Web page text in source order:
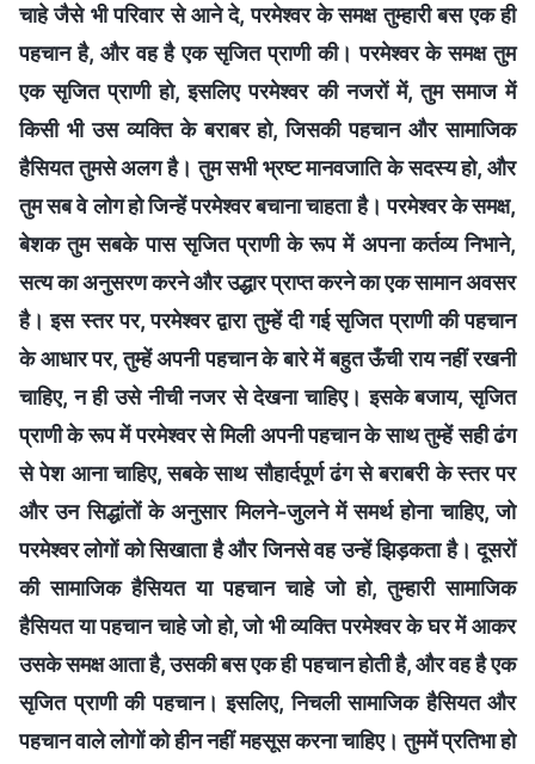
चाहे जैसे भी परिवार से आने दे, परमेश्वर के समक्ष तुम्हारी बस एक ही
पहचान है, और वह है एक सृजित प्राणी की। परमेश्वर के समक्ष तुम
एक सृजित प्राणी हो, इसलिए परमेश्वर की नजरों में, तुम समाज में
किसी भी उस व्यक्ति के बराबर हो, जिसकी पहचान और सामाजिक
हैसियत तुमसे अलग है। तुम सभी भ्रष्ट मानवजाति के सदस्य हो, और
तुम सब वे लोग हो जिन्हें परमेश्वर बचाना चाहता है। परमेश्वर के समक्ष,
बेशक तुम सबके पास सृजित प्राणी के रूप में अपना कर्तव्य निभाने,
सत्य का अनुसरण करने और उद्धार प्राप्त करने का एक सामान अवसर
है। इस स्तर पर, परमेश्वर द्वारा तुम्हें दी गई सृजित प्राणी की पहचान
के आधार पर, तुम्हें अपनी पहचान के बारे में बहुत ऊँची राय नहीं रखनी
चाहिए, न ही उसे नीची नजर से देखना चाहिए। इसके बजाय, सृजित
प्राणी के रूप में परमेश्वर से मिली अपनी पहचान के साथ तुम्हें सही ढंग
से पेश आना चाहिए, सबके साथ सौहार्दपूर्ण ढंग से बराबरी के स्तर पर
और उन सिद्धांतों के अनुसार मिलने-जुलने में समर्थ होना चाहिए, जो
परमेश्वर लोगों को सिखाता है और जिनसे वह उन्हें झिड़कता है। दूसरों
की सामाजिक हैसियत या पहचान चाहे जो हो, तुम्हारी सामाजिक
हैसियत या पहचान चाहे जो हो, जो भी व्यक्ति परमेश्वर के घर में आकर
उसके समक्ष आता है, उसकी बस एक ही पहचान होती है, और वह है एक
सृजित प्राणी की पहचान। इसलिए, निचली सामाजिक हैसियत और
पहचान वाले लोगों को हीन नहीं महसूस करना चाहिए। तुममें प्रतिभा हो